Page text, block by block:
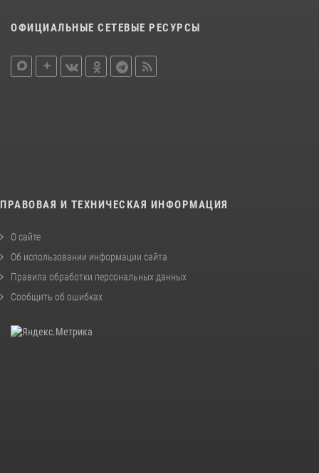
ОФИЦИАЛЬНЫЕ СЕТЕВЫЕ РЕСУРСЫ
ПРАВОВАЯ И ТЕХНИЧЕСКАЯ ИНФОРМАЦИЯ
О сайте
Об использовании информации сайта
Правила обработки персональных данных
Сообщить об ошибках